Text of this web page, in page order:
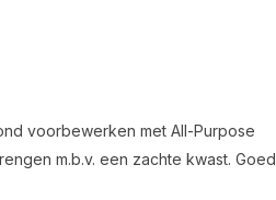
voorbewerken met All-Purpose
m.b.v. een zachte kwast. Goed